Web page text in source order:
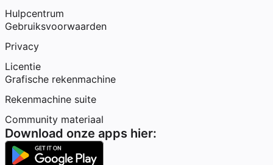
Hulpcentrum
Gebruiksvoorwaarden
Privacy
Licentie
Grafische rekenmachine
Rekenmachine suite
Community materiaal
Download onze apps hier: